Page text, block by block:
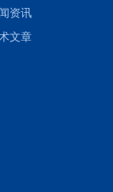
资讯
文章